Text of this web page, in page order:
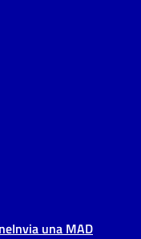
Invia una MAD